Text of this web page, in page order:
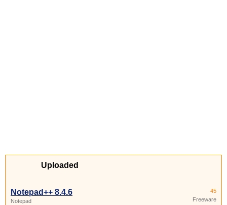
Uploaded
Notepad++ 8.4.6
Notepad
45
Freeware